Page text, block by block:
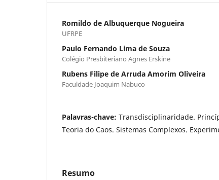
Romildo de Albuquerque Nogueira
UFRPE
Paulo Fernando Lima de Souza
Colégio Presbiteriano Agnes Erskine
Rubens Filipe de Arruda Amorim Oliveira
Faculdade Joaquim Nabuco
Palavras-chave: Transdisciplinaridade.
Teoria do Caos. Sistemas Complexos.
Resumo